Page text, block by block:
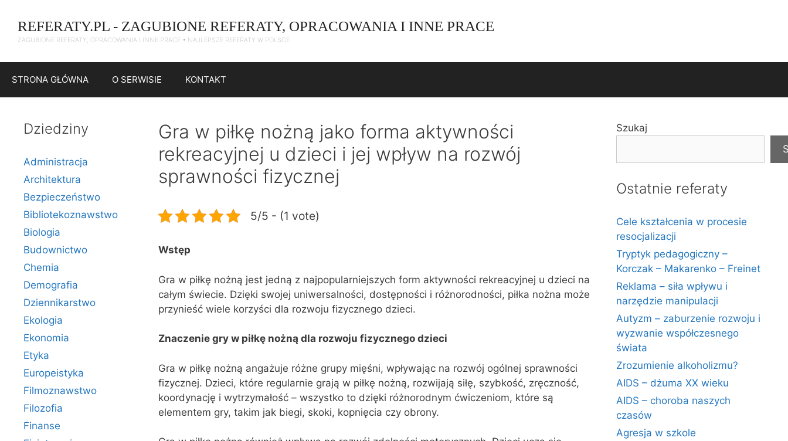
treści
REFERATY.PL - ZAGUBIONE REFERATY, OPRACOWANIA I INNE PRACE
ZAGUBIONE REFERATY, OPRACOWANIA I INNE PRACE • NAJLEPSZE REFERATY W POLSCE
STRONA GŁÓWNA O SERWISIE KONTAKT
Gra w piłkę nożną jako forma aktywności
rekreacyjnej u dzieci i jej wpływ na rozwój
sprawności fizycznej
5/5 - (1 vote)
Wstęp
Gra w piłkę nożną jest jedną z najpopularniejszych form aktywności rekreacyjnej u dzieci na
całym świecie. Dzięki swojej uniwersalności, dostępności i różnorodności, piłka nożna może
przynieść wiele korzyści dla rozwoju fizycznego dzieci.
Znaczenie gry w piłkę nożną dla rozwoju fizycznego dzieci
Gra w piłkę nożną angażuje różne grupy mięśni, wpływając na rozwój ogólnej sprawności
fizycznej. Dzieci, które regularnie grają w piłkę nożną, rozwijają siłę, szybkość, zręczność,
koordynację i wytrzymałość – wszystko to dzięki różnorodnym ćwiczeniom, które są
elementem gry, takim jak biegi, skoki, kopnięcia czy obrony.
Dziedziny
Administracja
Architektura
Bezpieczeństwo
Bibliotekoznawstwo
Biologia
Budownictwo
Chemia
Demografia
Dziennikarstwo
Ekologia
Ekonomia
Etyka
Europeistyka
Filmoznawstwo
Filozofia
Finanse
Szukaj
Ostatnie referaty
Cele kształcenia w procesie
resocjalizacji
Tryptyk pedagogiczny –
Korczak – Makarenko – Freinet
Reklama – siła wpływu i
narzędzie manipulacji
Autyzm – zaburzenie rozwoju i
wyzwanie współczesnego
świata
Zrozumienie alkoholizmu?
AIDS – dżuma XX wieku
AIDS – choroba naszych
czasów
Agresja w szkole